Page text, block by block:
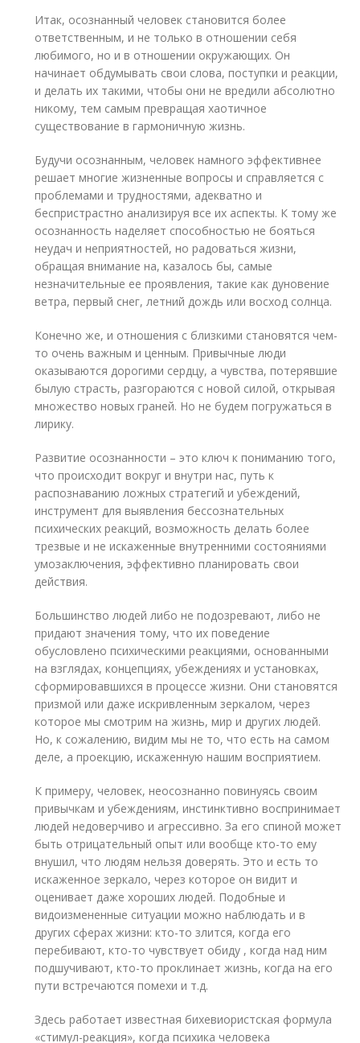
Итак, осознанный человек становится более
ответственным, и не только в отношении себя
любимого, но и в отношении окружающих. Он
начинает обдумывать свои слова, поступки и реакции,
и делать их такими, чтобы они не вредили абсолютно
никому, тем самым превращая хаотичное
существование в гармоничную жизнь.
Будучи осознанным, человек намного эффективнее
решает многие жизненные вопросы и справляется с
проблемами и трудностями, адекватно и
беспристрастно анализируя все их аспекты. К тому же
осознанность наделяет способностью не бояться
неудач и неприятностей, но радоваться жизни,
обращая внимание на, казалось бы, самые
незначительные ее проявления, такие как дуновение
ветра, первый снег, летний дождь или восход солнца.
Конечно же, и отношения с близкими становятся чем-
то очень важным и ценным. Привычные люди
оказываются дорогими сердцу, а чувства, потерявшие
былую страсть, разгораются с новой силой, открывая
множество новых граней. Но не будем погружаться в
лирику.
Развитие осознанности – это ключ к пониманию того,
что происходит вокруг и внутри нас, путь к
распознаванию ложных стратегий и убеждений,
инструмент для выявления бессознательных
психических реакций, возможность делать более
трезвые и не искаженные внутренними состояниями
умозаключения, эффективно планировать свои
действия.
Большинство людей либо не подозревают, либо не
придают значения тому, что их поведение
обусловлено психическими реакциями, основанными
на взглядах, концепциях, убеждениях и установках,
сформировавшихся в процессе жизни. Они становятся
призмой или даже искривленным зеркалом, через
которое мы смотрим на жизнь, мир и других людей.
Но, к сожалению, видим мы не то, что есть на самом
деле, а проекцию, искаженную нашим восприятием.
К примеру, человек, неосознанно повинуясь своим
привычкам и убеждениям, инстинктивно воспринимает
людей недоверчиво и агрессивно. За его спиной может
быть отрицательный опыт или вообще кто-то ему
внушил, что людям нельзя доверять. Это и есть то
искаженное зеркало, через которое он видит и
оценивает даже хороших людей. Подобные и
видоизмененные ситуации можно наблюдать и в
других сферах жизни: кто-то злится, когда его
перебивают, кто-то чувствует обиду , когда над ним
подшучивают, кто-то проклинает жизнь, когда на его
пути встречаются помехи и т.д.
Здесь работает известная бихевиористская формула
«стимул-реакция», когда психика человека